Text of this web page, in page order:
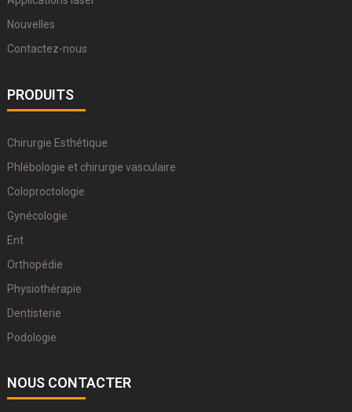
Nouvelles
Contactez-nous
PRODUITS
Chirurgie Esthétique
Phlébologie et chirurgie vasculaire
Coloproctologie
Gynécologie
Ent
Orthopédie
Physiothérapie
Dentisterie
Podologie
NOUS CONTACTER